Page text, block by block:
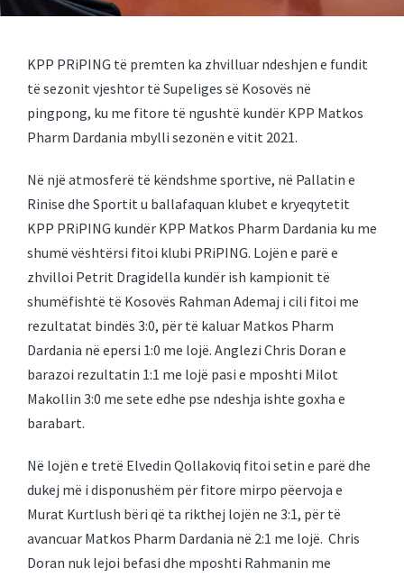
KPP PRiPING të premten ka zhvilluar ndeshjen e fundit
të sezonit vjeshtor të Supeliges së Kosovës në
pingpong, ku me fitore të ngushtë kundër KPP Matkos
Pharm Dardania mbylli sezonën e vitit 2021.
Në një atmosferë të këndshme sportive, në Pallatin e
Rinise dhe Sportit u ballafaquan klubet e kryeqytetit
KPP PRiPING kundër KPP Matkos Pharm Dardania ku me
shumë vështërsi fitoi klubi PRiPING. Lojën e parë e
zhvilloi Petrit Dragidella kundër ish kampionit të
shumëfishtë të Kosovës Rahman Ademaj i cili fitoi me
rezultatat bindës 3:0, për të kaluar Matkos Pharm
Dardania në epersi 1:0 me lojë. Anglezi Chris Doran e
barazoi rezultatin 1:1 me lojë pasi e mposhti Milot
Makollin 3:0 me sete edhe pse ndeshja ishte goxha e
barabart.
Në lojën e tretë Elvedin Qollakoviq fitoi setin e parë dhe
dukej më i disponushëm për fitore mirpo pëervoja e
Murat Kurtlush bëri që ta rikthej lojën ne 3:1, për të
avancuar Matkos Pharm Dardania në 2:1 me lojë. Chris
Doran nuk lejoi befasi dhe mposhti Rahmanin me